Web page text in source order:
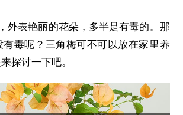
外表艳丽的花朵，多半是有毒的。那
有毒呢？三角梅可不可以放在家里养
探讨一下吧。